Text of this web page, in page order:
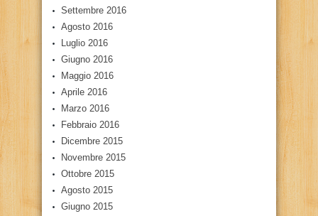
Settembre 2016
Agosto 2016
Luglio 2016
Giugno 2016
Maggio 2016
Aprile 2016
Marzo 2016
Febbraio 2016
Dicembre 2015
Novembre 2015
Ottobre 2015
Agosto 2015
Giugno 2015